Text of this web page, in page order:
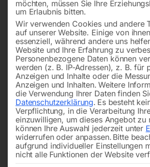
möchten, müssen Sie Ihre
um Erlaubnis bitten.
Wir verwenden Cookies und andere
auf unserer Website. Einige von
essenziell, während andere uns
Website und Ihre Erfahrung zu
Personenbezogene Daten können
werden (z. B. IP-Adressen), z. B. für
Anzeigen und Inhalte oder die
Anzeigen und Inhalten. Weitere
die Verwendung Ihrer Daten finden
Datenschutzerklärung. Es besteht
Verpflichtung, in die Verarbeitung
einzuwilligen, um dieses Angebot zu
können Ihre Auswahl jederzeit unter
widerrufen oder anpassen. Bitte
aufgrund individueller Einstellungen
nicht alle Funktionen der Website